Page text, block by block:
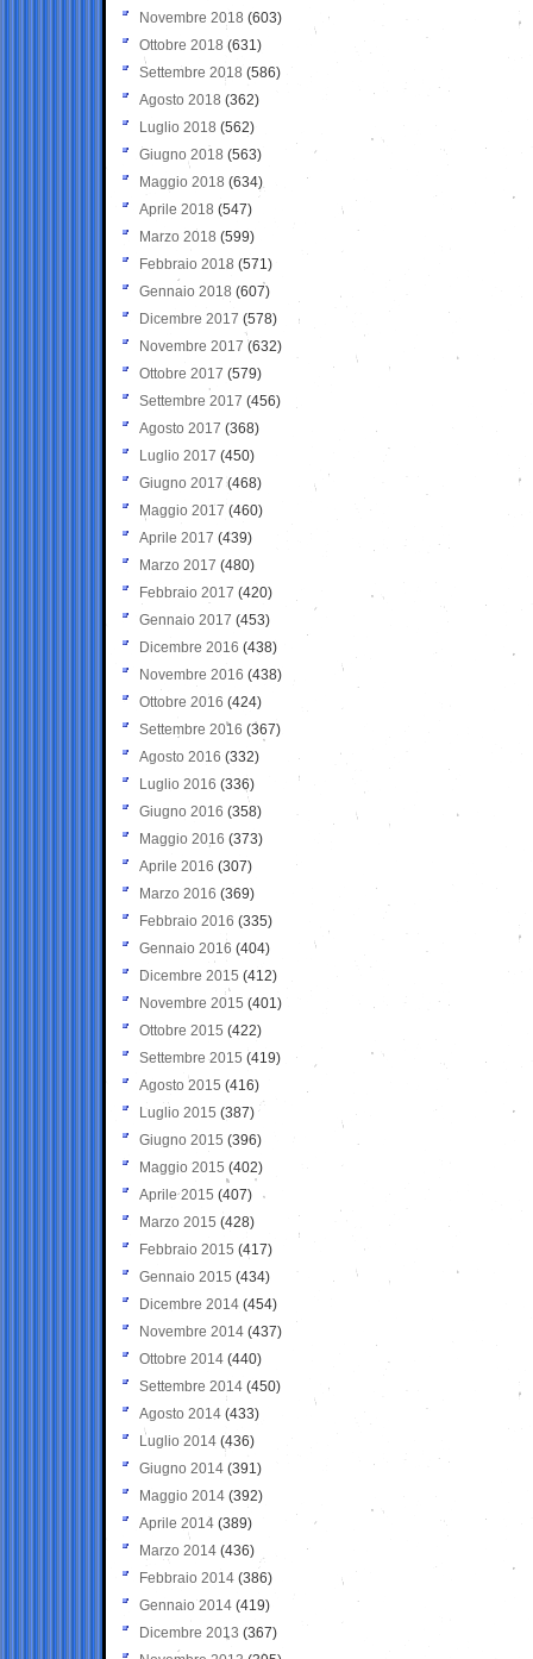
Novembre 2018 (603)
Ottobre 2018 (631)
Settembre 2018 (586)
Agosto 2018 (362)
Luglio 2018 (562)
Giugno 2018 (563)
Maggio 2018 (634)
Aprile 2018 (547)
Marzo 2018 (599)
Febbraio 2018 (571)
Gennaio 2018 (607)
Dicembre 2017 (578)
Novembre 2017 (632)
Ottobre 2017 (579)
Settembre 2017 (456)
Agosto 2017 (368)
Luglio 2017 (450)
Giugno 2017 (468)
Maggio 2017 (460)
Aprile 2017 (439)
Marzo 2017 (480)
Febbraio 2017 (420)
Gennaio 2017 (453)
Dicembre 2016 (438)
Novembre 2016 (438)
Ottobre 2016 (424)
Settembre 2016 (367)
Agosto 2016 (332)
Luglio 2016 (336)
Giugno 2016 (358)
Maggio 2016 (373)
Aprile 2016 (307)
Marzo 2016 (369)
Febbraio 2016 (335)
Gennaio 2016 (404)
Dicembre 2015 (412)
Novembre 2015 (401)
Ottobre 2015 (422)
Settembre 2015 (419)
Agosto 2015 (416)
Luglio 2015 (387)
Giugno 2015 (396)
Maggio 2015 (402)
Aprile 2015 (407)
Marzo 2015 (428)
Febbraio 2015 (417)
Gennaio 2015 (434)
Dicembre 2014 (454)
Novembre 2014 (437)
Ottobre 2014 (440)
Settembre 2014 (450)
Agosto 2014 (433)
Luglio 2014 (436)
Giugno 2014 (391)
Maggio 2014 (392)
Aprile 2014 (389)
Marzo 2014 (436)
Febbraio 2014 (386)
Gennaio 2014 (419)
Dicembre 2013 (367)